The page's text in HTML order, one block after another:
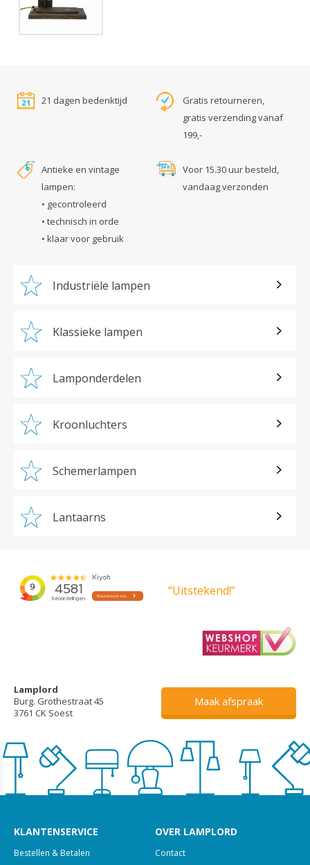
21 dagen bedenktijd
Gratis retourneren,
gratis verzending vanaf
199,-
Antieke en vintage
lampen:
• gecontroleerd
• technisch in orde
• klaar voor gebruik
Voor 15.30 uur besteld,
vandaag verzonden
Industriële lampen
Klassieke lampen
Lamponderdelen
Kroonluchters
Schemerlampen
Lantaarns
“Uitstekend!”
Lamplord
Burg. Grothestraat 45
3761 CK Soest
Maak afspraak
KLANTENSERVICE
Bestellen & Betalen
OVER LAMPLORD
Contact